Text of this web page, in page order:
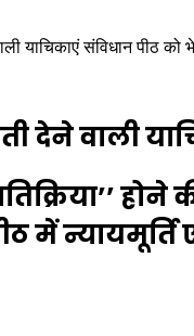
याचिकाएं संविधान पीठ को
वाली
में